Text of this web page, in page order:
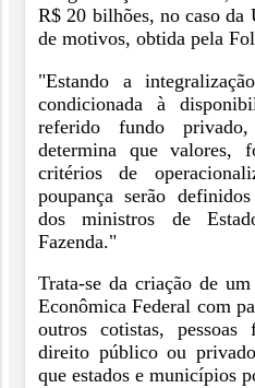
R$ 20 bilhões, no caso da
de motivos, obtida pela
"Estando a
condicionada à
referido fundo
determina que valores,
critérios de
poupança serão
dos ministros de
Fazenda."
Trata-se da criação de
Econômica Federal com
outros cotistas,
direito público ou
que estados e municípios